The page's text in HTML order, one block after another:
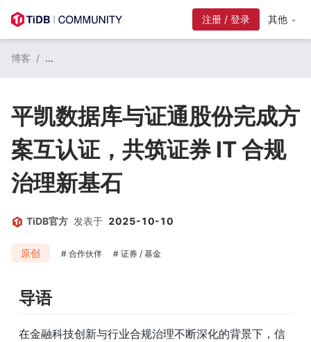
其他
博客 / ...
平凯数据库与证通股份完成方
案互认证，共筑证券 IT 合规
治理新基石
TiDB官方 发表于 2025-10-10
原创 合作伙伴 证券 / 基金
导语
在金融科技创新与行业合规治理不断深化的背景下，信